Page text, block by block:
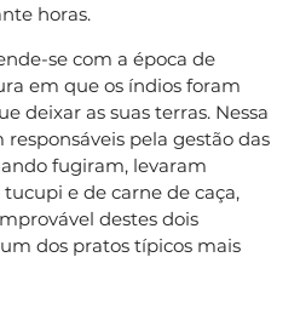
horas.
se com a época de
em que os índios foram
deixar as suas terras. Nessa
pela gestão das
fugiram, levaram
e de carne de caça,
destes dois
dos pratos típicos mais